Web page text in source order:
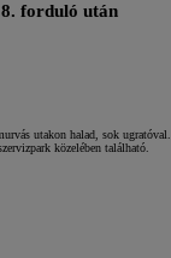
forduló után
utakon halad, sok ugratóval.
közelében található.